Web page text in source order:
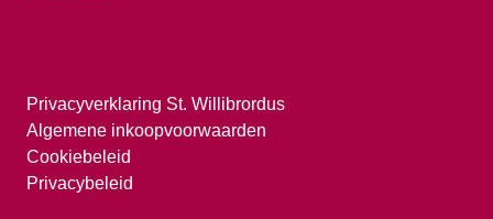
Privacyverklaring St. Willibrordus
Algemene inkoopvoorwaarden
Cookiebeleid
Privacybeleid